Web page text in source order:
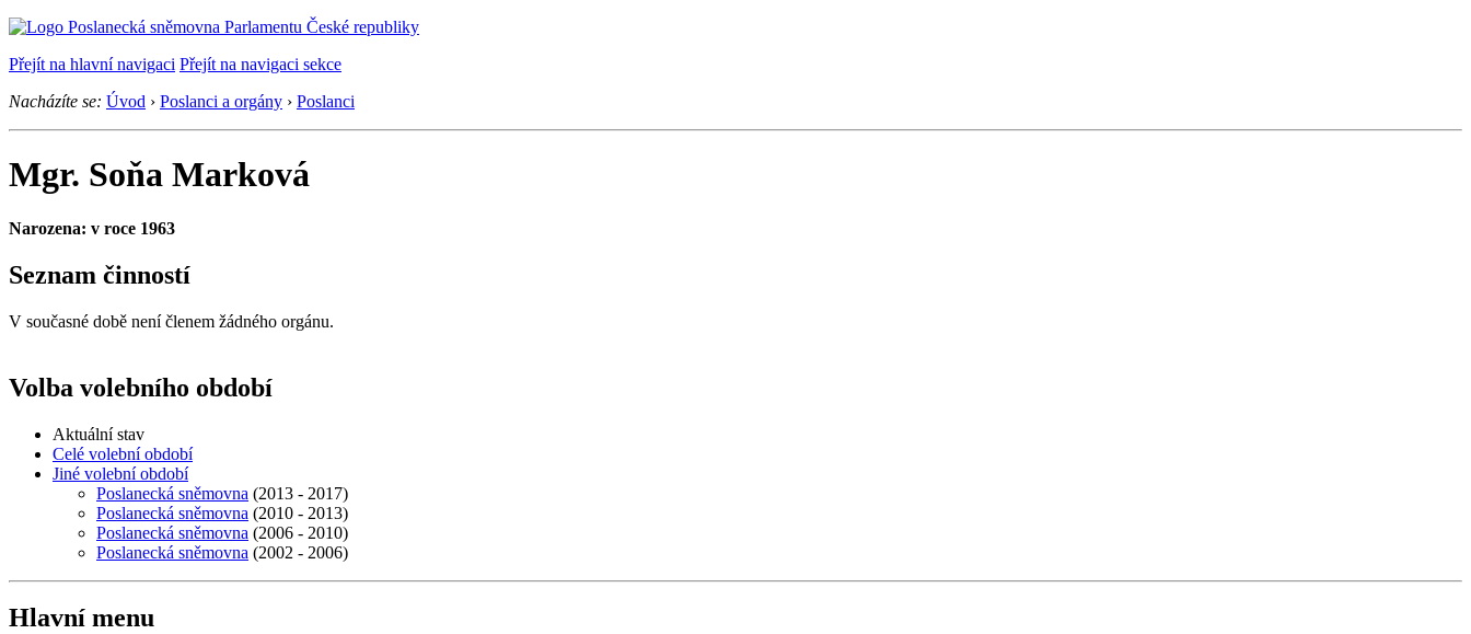
Přejít na hlavní navigaci Přejít na navigaci sekce
Nacházíte se: Úvod › Poslanci a orgány › Poslanci
Mgr. Soňa Marková
Narozena: v roce 1963
Seznam činností
V současné době není členem žádného orgánu.
Volba volebního období
Aktuální stav
Celé volební období
Jiné volební období
Poslanecká sněmovna (2013 - 2017)
Poslanecká sněmovna (2010 - 2013)
Poslanecká sněmovna (2006 - 2010)
Poslanecká sněmovna (2002 - 2006)
Hlavní menu